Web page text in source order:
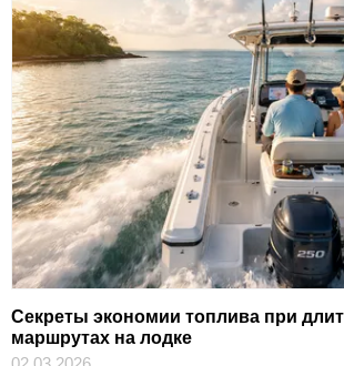
Секреты экономии топлива при
маршрутах на лодке